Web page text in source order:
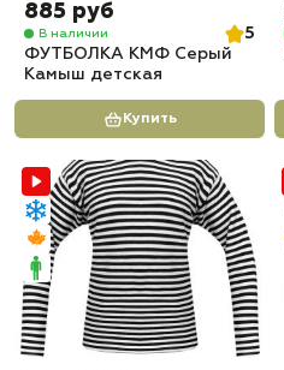
885 руб
В наличии
5
ФУТБОЛКА КМФ Серый
Камыш детская
Купить